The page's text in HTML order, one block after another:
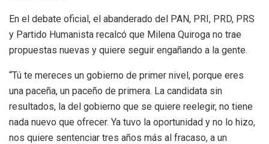
En el debate oficial, el abanderado del PAN, PRI, PRD, PRS
y Partido Humanista recalcó que Milena Quiroga no trae
propuestas nuevas y quiere seguir engañando a la gente.
“Tú te mereces un gobierno de primer nivel, porque eres
una paceña, un paceño de primera. La candidata sin
resultados, la del gobierno que se quiere reelegir, no tiene
nada nuevo que ofrecer. Ya tuvo la oportunidad y no lo hizo,
nos quiere sentenciar tres años más al fracaso, a un